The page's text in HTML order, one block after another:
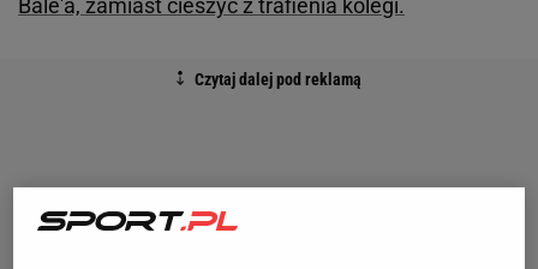
Bale'a, zamiast cieszyć z trafienia kolegi.